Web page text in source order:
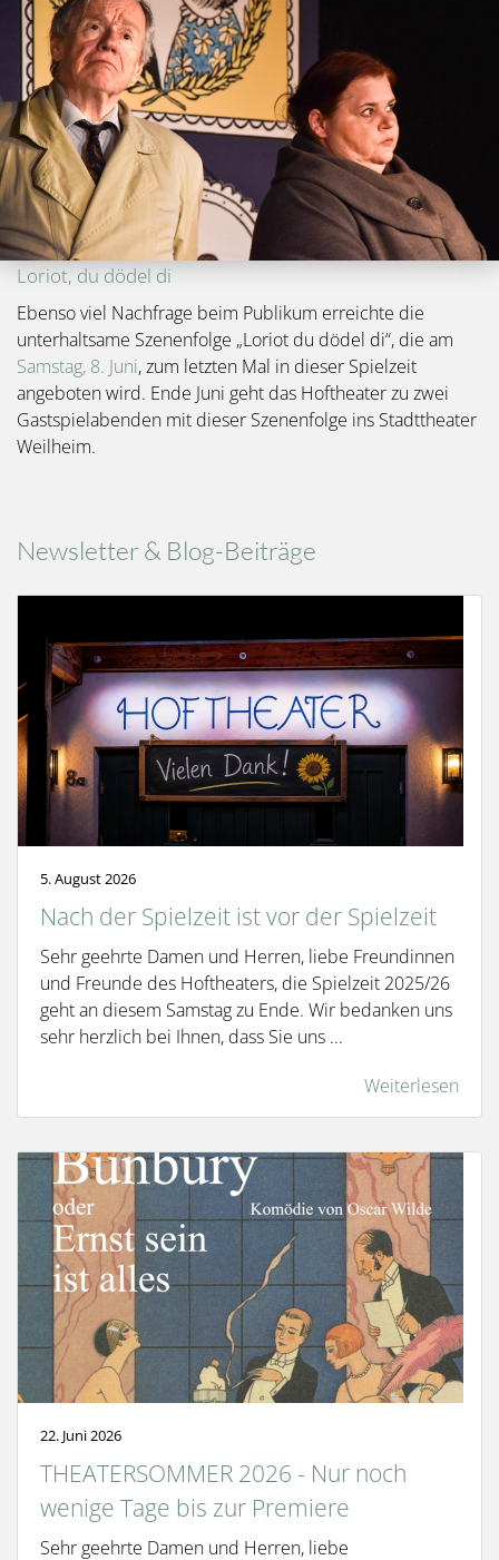
Loriot, du dödel di
Ebenso viel Nachfrage beim Publikum erreichte die
unterhaltsame Szenenfolge „Loriot du dödel di“, die am
Samstag, 8. Juni, zum letzten Mal in dieser Spielzeit
angeboten wird. Ende Juni geht das Hoftheater zu zwei
Gastspielabenden mit dieser Szenenfolge ins Stadttheater
Weilheim.
Newsletter & Blog-Beiträge
5. August 2026
Nach der Spielzeit ist vor der Spielzeit
Sehr geehrte Damen und Herren, liebe Freundinnen
und Freunde des Hoftheaters, die Spielzeit 2025/26
geht an diesem Samstag zu Ende. Wir bedanken uns
sehr herzlich bei Ihnen, dass Sie uns ...
Weiterlesen
22. Juni 2026
THEATERSOMMER 2026 - Nur noch
wenige Tage bis zur Premiere
Sehr geehrte Damen und Herren, liebe